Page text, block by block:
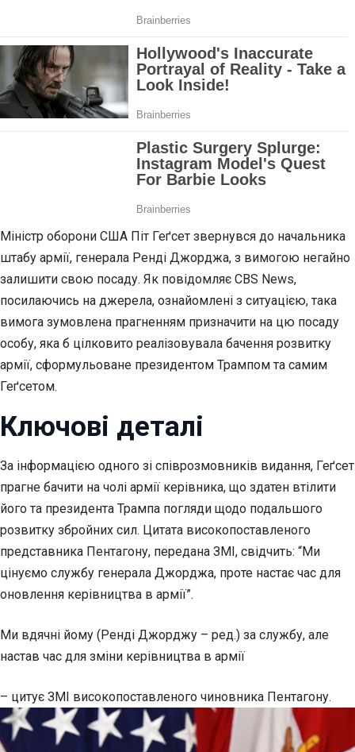
Міністр оборони США Піт Геґсет звернувся до начальника
штабу армії, генерала Ренді Джорджа, з вимогою негайно
залишити свою посаду. Як повідомляє CBS News,
посилаючись на джерела, ознайомлені з ситуацією, така
вимога зумовлена прагненням призначити на цю посаду
особу, яка б цілковито реалізовувала бачення розвитку
армії, сформульоване президентом Трампом та самим
Геґсетом.
Ключові деталі
За інформацією одного зі співрозмовників видання, Геґсет
прагне бачити на чолі армії керівника, що здатен втілити
його та президента Трампа погляди щодо подальшого
розвитку збройних сил. Цитата високопоставленого
представника Пентагону, передана ЗМІ, свідчить: “Ми
цінуємо службу генерала Джорджа, проте настає час для
оновлення керівництва в армії”.
Ми вдячні йому (Ренді Джорджу – ред.) за службу, але
настав час для зміни керівництва в армії
– цитує ЗМІ високопоставленого чиновника Пентагону.